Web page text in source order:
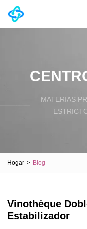
MATERIAS
Hogar > Blog
Vinothèque
Estabilizador